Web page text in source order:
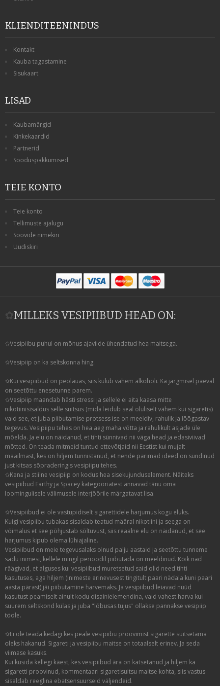
KLIENDITEENINDUS
Kontakt
Kauba tagastamine
Sisukaart
LISAD
Kaubamärgid
Kinkekaardid
Partnerid
Sooduspakkumised
TEIE KONTO
Teie konto
Tellimuste ajalugu
Soovide nimekiri
Uudiskiri
✿MILLEKS VESIPIIBUD HEAD ON:
✩Vesipiibu puhul on mõnus ajaviide ühendatud hea maitsega.
✩Vesipiip on ka seltskonna hing.
✩Kui vesipiibud on peolauas, siis kulub vähem alkoholi. Ka järgmisel päeval
on seetõttu enesetunne parem.
✩Vesipiip maandab hästi stressi ja sellele ei aita kaasa mitte
nikotiinisisaldus selle suitsus (mida leidub seal oluliselt vähem kui sigaretis)
vaid see, et juba piibutamise protsess ise on meeldiv, rahulik ja lõõgastav
tegevus. Vesipiipu tehes on hea aeg maha võtta ja rahulikult asjade üle
mõelda. Ja elu on näidanud, et tihti sünnivad nii väga head ja edasiviivad
mõtted. On teada mitmeid tuntud ettevõtjaid nii Eestist kui mujalt
maailmast, kes on hiljem tunnistanud, et nende parimad ideed on sündinud
just kitsas sõpraderingis vesipiipu tehes.
✩Kena ja stiilne vesipiip on kodus hea sisekujunduselement. Näiteks
vesipiibud Earthy ja Spacey kategooriatest annavad tänu oma
loomingulisele välimusele interjöörile märgatavat lisa.
✩Vesipiibud ei ole vastupidiselt sigarettidele harjumus kogu eluks.
Kuigi vesipiibu tubakas sisaldab teatud määral nikotiini ja seega on
võimalus et see põhjustab sõltuvust, siis reaalne elu on näidanud, et see
harjumus kipub olema lühiajaline.
Vesipiibud on meie tegevusalaks olnud palju aastaid ja seetõttu tunneme
sadu inimesi, kellele mingil perioodil piibutada on meeldinud. Kõik nad
räägivad, et alguses kui vesipiibud muretsetud said olid need tihti
kasutuses, aga hiljem (inimeste erinevusest tingitult paari nädala kuni paari
aasta pärast) jäi piibutamine harvemaks. Ja vesipiibud leiavad nüüd
kasutust peamiselt ainult kodu disainielemendina, vaid vahest harva kui
suurem seltskond külas ja juba "lõbusas tujus" ollakse pannakse vesipiip
tööle.
✩Ei ole teada kedagi kes peale vesipiibu proovimist sigarette suitsetama
oleks hakanud. Sigareti ja vesipiibu maitse on totaalselt erinev. Ja seda
viimase kasuks.
Kui küsida kellegi käest, kes vesipiibud ära on katsetanud ja hiljem ka
sigaretti proovinud, kommentaari sigaretisuitsu maitse kohta, siis vastus
sisaldab reeglina ebatsensuurseid väljendeid.